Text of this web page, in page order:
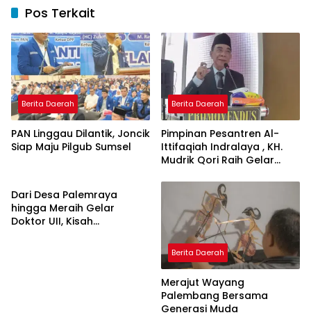
Pos Terkait
Berita Daerah
PAN Linggau Dilantik, Joncik
Siap Maju Pilgub Sumsel
Berita Daerah
Pimpinan Pesantren Al-
Ittifaqiah Indralaya , KH.
Mudrik Qori Raih Gelar
Model Pembelajaran
Nagham Al-Qur’an di UMM
Dari Desa Palemraya
hingga Meraih Gelar
Doktor UII, Kisah
Berita Daerah
Merajut Wayang
Palembang Bersama
Generasi Muda
Berita Daerah